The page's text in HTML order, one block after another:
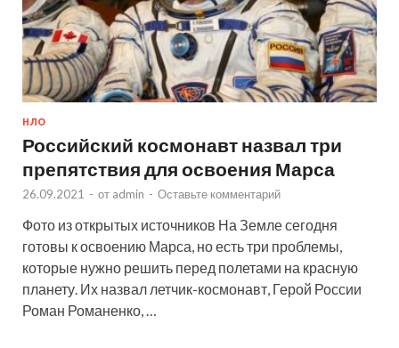
НЛО
Российский космонавт назвал три
препятствия для освоения Марса
26.09.2021 - от admin - Оставьте комментарий
Фото из открытых источников На Земле сегодня
готовы к освоению Марса, но есть три проблемы,
которые нужно решить перед полетами на красную
планету. Их назвал летчик-космонавт, Герой России
Роман Романенко, …